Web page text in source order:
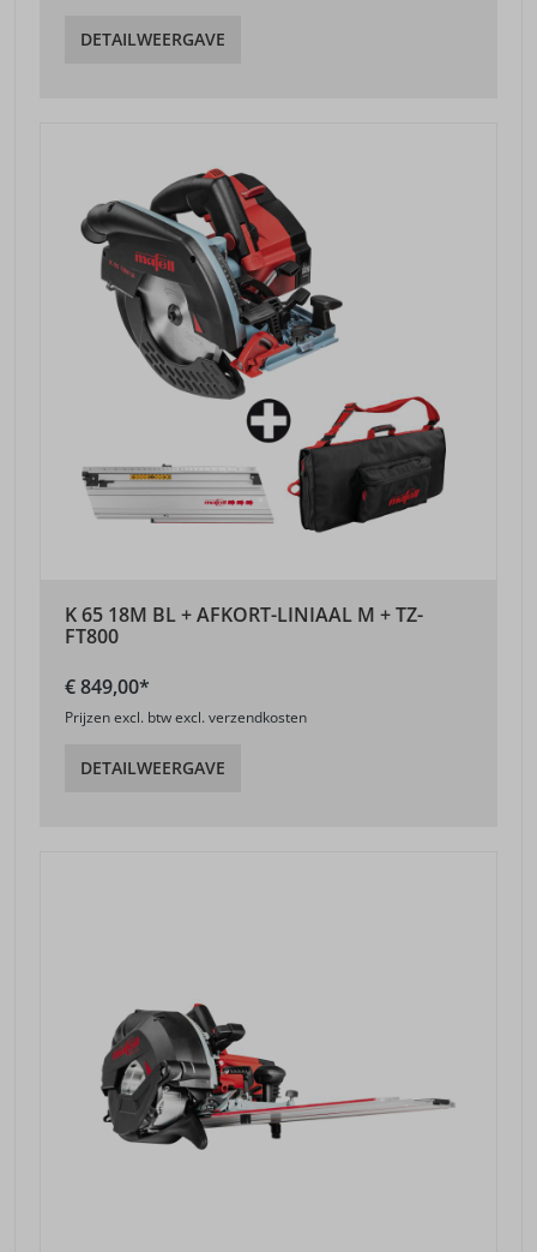
DETAILWEERGAVE
K 65 18M BL + AFKORT-LINIAAL M + TZ-
FT800
€ 849,00*
Prijzen excl. btw excl. verzendkosten
DETAILWEERGAVE